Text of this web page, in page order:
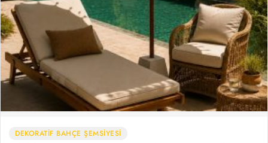
DEKORATİF BAHÇE ŞEMSİYESİ